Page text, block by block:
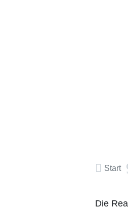
 Start
Die